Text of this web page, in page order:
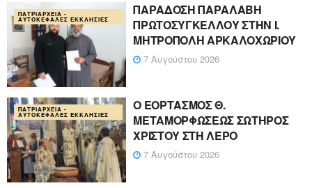
ΠΑΤΡΙΑΡΧΕΊΑ -
ΑΥΤΟΚΈΦΑΛΕΣ ΕΚΚΛΗΣΊΕΣ
ΠΑΡΑΔΟΣΗ ΠΑΡΑΛΑΒΗ
ΠΡΩΤΟΣΥΓΚΕΛΛΟΥ ΣΤΗΝ Ι.
ΜΗΤΡΟΠΟΛΗ ΑΡΚΑΛΟΧΩΡΙΟΥ
7 Αυγούστου 2026
ΠΑΤΡΙΑΡΧΕΊΑ -
ΑΥΤΟΚΈΦΑΛΕΣ ΕΚΚΛΗΣΊΕΣ
Ο ΕΟΡΤΑΣΜΟΣ Θ.
ΜΕΤΑΜΟΡΦΩΣΕΩΣ ΣΩΤΗΡΟΣ
ΧΡΙΣΤΟΥ ΣΤΗ ΛΕΡΟ
7 Αυγούστου 2026